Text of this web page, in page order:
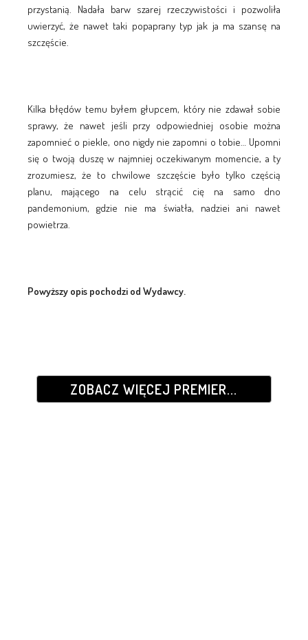
przystanią. Nadała barw szarej rzeczywistości i pozwoliła
uwierzyć, że nawet taki popaprany typ jak ja ma szansę na
szczęście.
Kilka błędów temu byłem głupcem, który nie zdawał sobie
sprawy, że nawet jeśli przy odpowiedniej osobie można
zapomnieć o piekle, ono nigdy nie zapomni o tobie… Upomni
się o twoją duszę w najmniej oczekiwanym momencie, a ty
zrozumiesz, że to chwilowe szczęście było tylko częścią
planu, mającego na celu strącić cię na samo dno
pandemonium, gdzie nie ma światła, nadziei ani nawet
powietrza.
Powyższy opis pochodzi od Wydawcy.
ZOBACZ WIĘCEJ PREMIER...